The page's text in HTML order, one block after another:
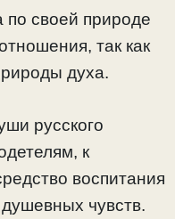
своей природе
так как
духа.
русского
к
воспитания
чувств.